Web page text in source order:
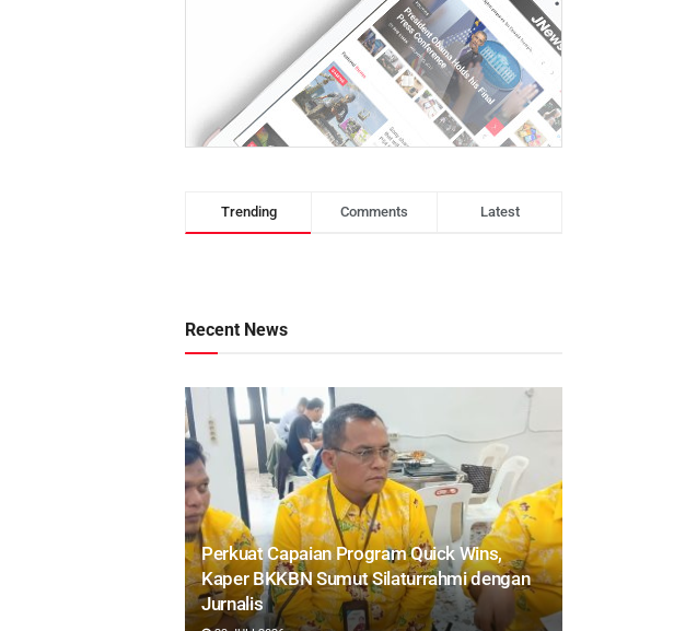
Trending Comments Latest
Recent News
Perkuat Capaian Program Quick Wins,
Kaper BKKBN Sumut Silaturrahmi dengan
Jurnalis